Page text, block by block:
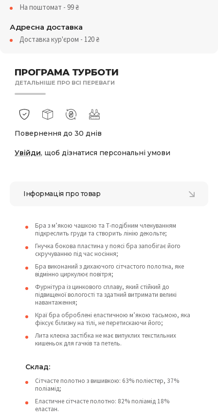
ПРОГРАМА ТУРБОТИ
ДЕТАЛЬНІШЕ ПРО ВСІ ПЕРЕВАГИ
Повернення до 30 днів
Увійди, щоб дізнатися персональні умови
На поштомат - 99₴
Адресна доставка
Доставка кур'єром - 120₴
Інформація про товар
Бра з м’якою чашкою та Т-подібним членуванням
підкреслить груди та створить лінію декольте;
Гнучка бокова пластина у поясі бра запобігає його
скручуванню під час носіння;
Бра виконаний з дихаючого сітчастого полотна, яке
відмінно циркулює повітря;
Фурнітура із цинкового сплаву, який стійкий до
підвищеної вологості та здатний витримати великі
навантаження;
Краї бра оброблені еластичною м’якою тасьмою, яка
фіксує білизну на тілі, не перетискаючи його;
Лита клеєна застібка не має випуклих текстильних
кишеньок для гачків та петель.
Склад:
Сітчасте полотно з вишивкою: 63% поліестер, 37%
поліамід;
Еластичне сітчасте полотно: 82% поліамід 18%
еластан.